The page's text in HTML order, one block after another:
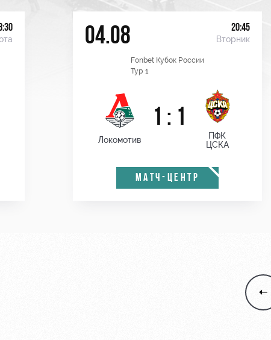
04.08 20:45
Вторник
Fonbet Кубок России
Тур 1
Локомотив
1 : 1
ПФК
ЦСКА
МАТЧ-ЦЕНТР